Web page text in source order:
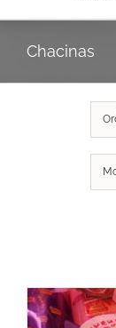
Chacinas